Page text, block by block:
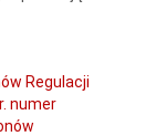
Regulacji
numer